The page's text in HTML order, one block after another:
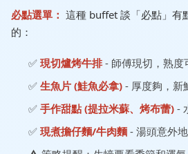
必點選單： 這種 buffet 談「必點」有
的：
✅ 現切爐烤牛排- 師傅現切，熟度
✅ 生魚片 (鮭魚必拿) - 厚度夠，新
✅ 手作甜點 (提拉米蘇、烤布蕾) -
✅ 現煮擔仔麵/牛肉麵 - 湯頭意外地